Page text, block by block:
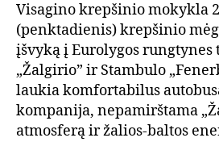
Visagino krepšinio mokykla
(penktadienis) krepšinio
įšvyką į Eurolygos rungtynes
„Žalgirio” ir Stambulo
laukia komfortabilus
kompanija, nepamirštama
atmosferą ir žalios-baltos